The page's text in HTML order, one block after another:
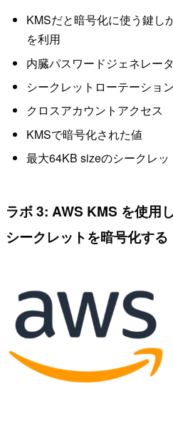
KMSだと暗号化に使う鍵し
を利用
内臓パスワードジェネレータ
シークレットローテーショ
クロスアカウントアクセス
KMSで暗号化された値
最大64KB sizeのシークレッ
ラボ 3: AWS KMS を使用
シークレットを暗号化する